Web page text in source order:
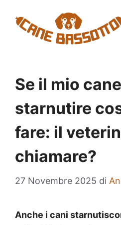
contenuto
Se il mio
starnutire
fare: il
chiamare?
27 Novembre 2025 di
Anche i cani